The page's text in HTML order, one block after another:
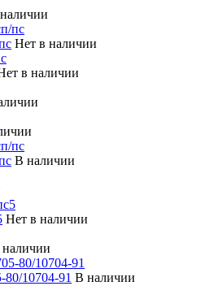
Нет в наличии
в наличии
В наличии
Нет в наличии
10704-91 В наличии